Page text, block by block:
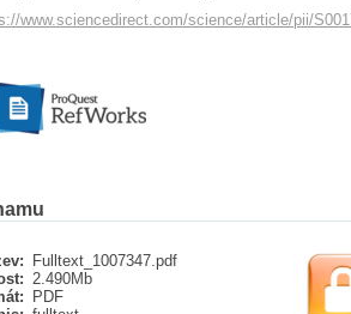
www.sciencedirect.com/science/article/pii/
Fulltext_1007347.pdf
2.490Mb
PDF